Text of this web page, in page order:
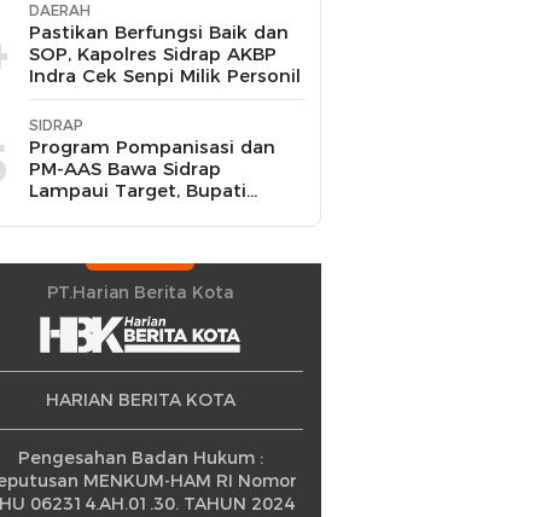
DAERAH
Pastikan Berfungsi Baik dan
SOP, Kapolres Sidrap AKBP
Indra Cek Senpi Milik Personil
SIDRAP
Program Pompanisasi dan
PM-AAS Bawa Sidrap
Lampaui Target, Bupati
Petani Berprestasi
PT.Harian Berita Kota
HARIAN BERITA KOTA
Pengesahan Badan Hukum :
MENKUM-HAM RI Nomor
062314.AH.01.30. TAHUN 2024